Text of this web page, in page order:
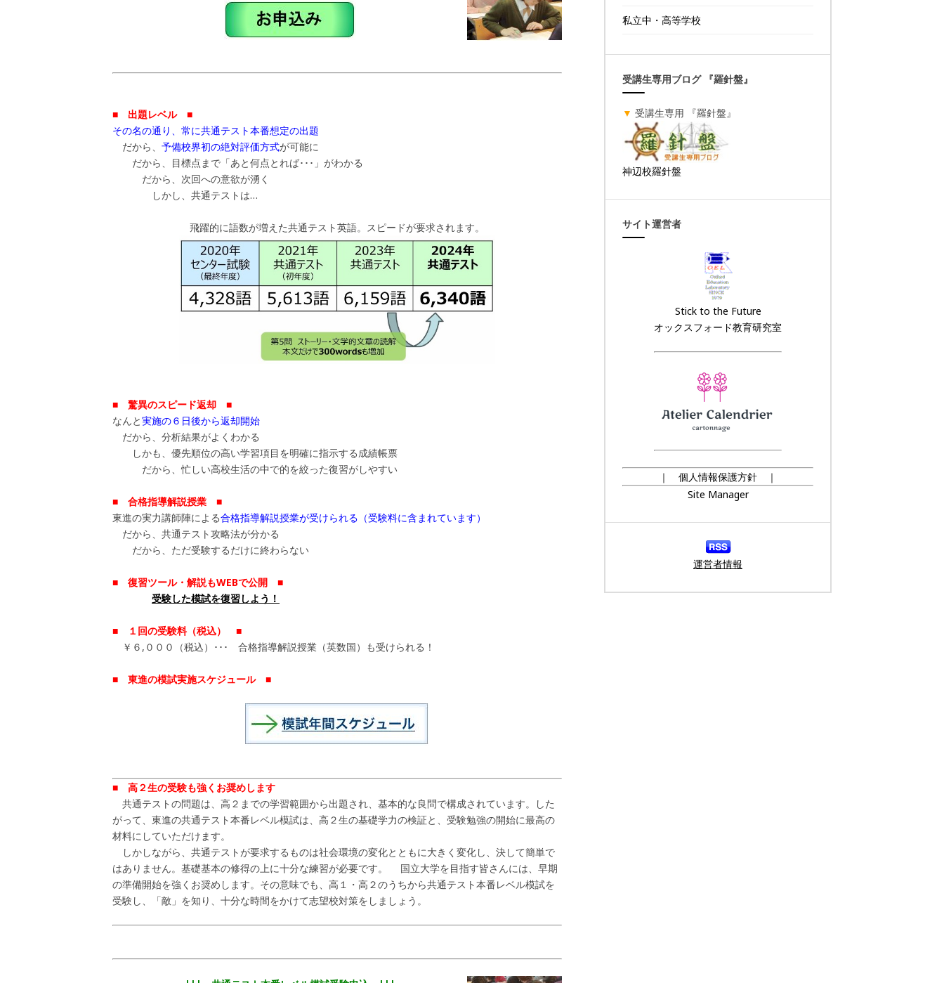
■ 出題レベル ■
その名の通り、常に共通テスト本番想定の出題
だから、 予備校界初の絶対評価方式が可能に
だから、目標点まで「あと何点とれば･･･」がわかる
だから、次回への意欲が湧く
しかし、共通テストは…
飛躍的に語数が増えた共通テスト英語。スピードが要求されます。
■ 驚異のスピード返却 ■
なんと実施の６日後から返却開始
だから、分析結果がよくわかる
しかも、優先順位の高い学習項目を明確に指示する成績帳票
だから、忙しい高校生活の中で的を絞った復習がしやすい
■ 合格指導解説授業 ■
東進の実力講師陣による合格指導解説授業が受けられる（受験料に含まれています）
だから、共通テスト攻略法が分かる
だから、ただ受験するだけに終わらない
■ 復習ツール・解説もWEBで公開 ■
受験した模試を復習しよう！
■ １回の受験料（税込） ■
￥６,０００（税込）･･･ 合格指導解説授業（英数国）も受けられる！
■ 東進の模試実施スケジュール ■
■ 高２生の受験も強くお奨めします
共通テストの問題は、高２までの学習範囲から出題され、基本的な良問で構成されています。した
がって、東進の共通テスト本番レベル模試は、高２生の基礎学力の検証と、受験勉強の開始に最高の
材料にしていただけます。
しかしながら、共通テストが要求するものは社会環境の変化とともに大きく変化し、決して簡単で
はありません。基礎基本の修得の上に十分な練習が必要です。 国立大学を目指す皆さんには、早期
の準備開始を強くお奨めします。その意味でも、高１・高２のうちから共通テスト本番レベル模試を
受験し、「敵」を知り、十分な時間をかけて志望校対策をしましょう。
私立中・高等学校
受講生専用ブログ 『羅針盤』
▼ 受講生専用 『羅針盤』
神辺校羅針盤
サイト運営者
Stick to the Future
オックスフォード教育研究室
｜ 個人情報保護方針 ｜
Site Manager
運営者情報